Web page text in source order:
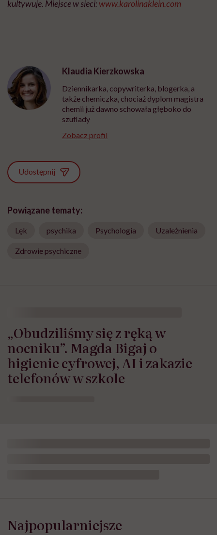
kultywuje. Miejsce w sieci:www.karolinaklein.com
Klaudia Kierzkowska
Dziennikarka, copywriterka, blogerka, a
także chemiczka, chociaż dyplom magistra
chemii już dawno schowała głęboko do
szuflady
Zobacz profil
Udostępnij
Powiązane tematy:
Lęk psychika Psychologia Uzależnienia
Zdrowie psychiczne
„Obudziliśmy się z ręką w
nocniku”. Magda Bigaj o
higienie cyfrowej, AI i zakazie
telefonów w szkole
sztuczną
inteligencją.
Najpopularniejsze